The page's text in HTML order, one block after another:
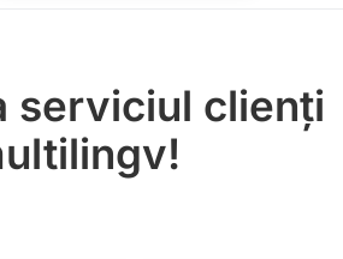
serviciul clienți